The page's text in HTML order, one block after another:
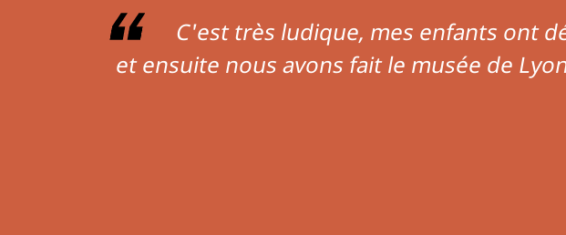
Le bâtiment en lui-même est
véritable havre de paix, un petit
souvent saturé de monde.